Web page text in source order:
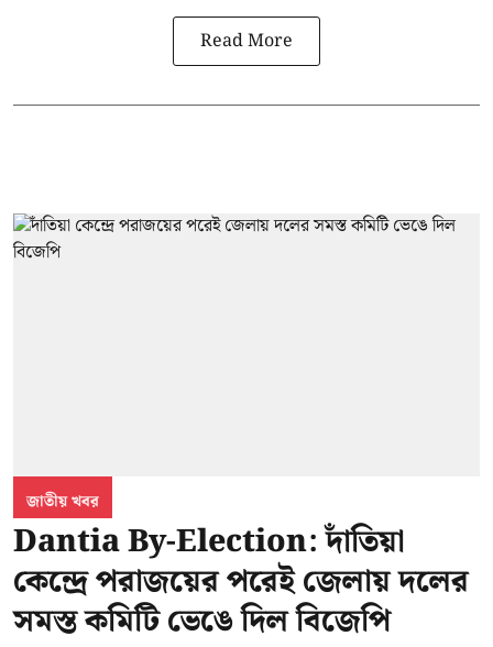
Read More
জাতীয় খবর
Dantia By-Election: দাঁতিয়া
কেন্দ্রে পরাজয়ের পরেই জেলায় দলের
সমস্ত কমিটি ভেঙে দিল বিজেপি